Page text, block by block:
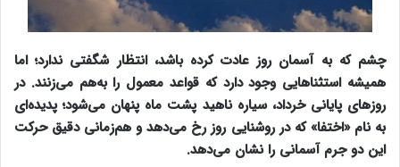
چشم که به آسمان روز عادت کرده باشد، انتظار شگفتی ندارد؛ اما
همیشه استثناهایی وجود دارد که قواعد معمول را به‌هم می‌زنند. در
روزهای پایانی خرداد، سیاره ناهید پشت ماه پنهان می‌شود؛ پدیده‌ای
به نام «اختفا» که در روشنایی روز رخ می‌دهد و هم‌زمانی دقیق حرکت
این دو جرم آسمانی را نشان می‌دهد.